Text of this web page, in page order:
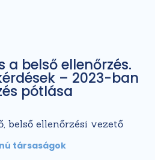
a belső ellenőrzés.
– 2023-ban
pótlása
belső ellenőrzési vezető
társaságok